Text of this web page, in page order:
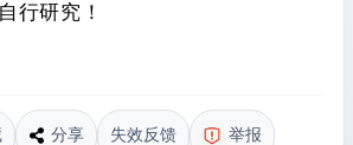
行研究！
分享 失效反馈 举报